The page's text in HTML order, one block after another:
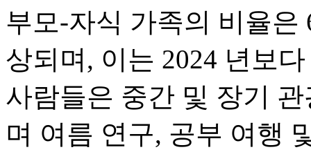
부모-자식 가족의 비율은
상되며, 이는 2024 년보
사람들은 중간 및 장기
며 여름 연구, 공부 여행